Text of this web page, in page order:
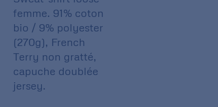
femme. 91% coton
bio / 9% polyester
(270g), French
Terry non gratté,
capuche doublée
jersey.